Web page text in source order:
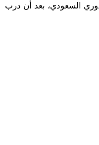
السعودي، بعد أن درب